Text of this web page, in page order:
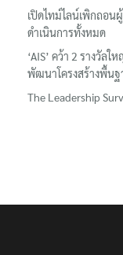
เปิดไทม์ไลน์เพิกถอ
ดำเนินการทั้งหมด
‘AIS’ คว้า 2 รางวัล
พัฒนาโครงสร้างพื้น
The Leadership